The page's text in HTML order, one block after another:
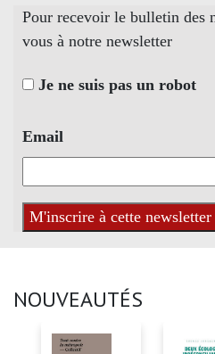
Pour recevoir le bulletin des
vous à notre newsletter
Je ne suis pas un robot
Email
NOUVEAUTÉS